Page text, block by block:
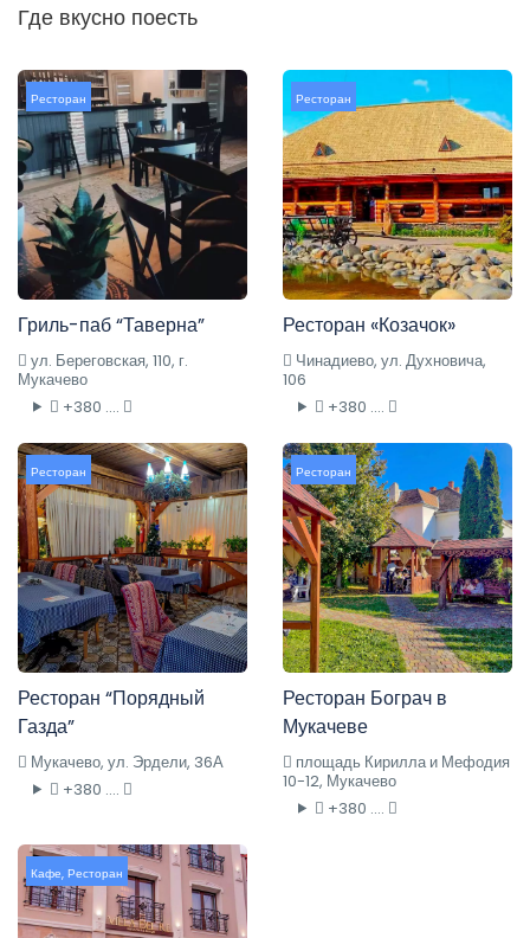
Где вкусно поесть
Ресторан
Гриль-паб “Таверна”
ул. Береговская, 110, г.
Мукачево
+380 ....
Ресторан
Ресторан «Козачок»
Чинадиево, ул. Духновича,
106
+380 ....
Ресторан
Ресторан “Порядный
Газда”
Мукачево, ул. Эрдели, 36А
+380 ....
Ресторан
Ресторан Бограч в
Мукачеве
площадь Кирилла и Мефодия
10-12, Мукачево
+380 ....
Кафе, Ресторан